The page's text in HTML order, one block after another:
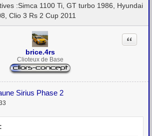
:Simca 1100 Ti, GT turbo 1986, Hyundai
Clio 3 Rs 2 Cup 2011
brice.4rs
Clioteux de Base
Sirius Phase 2
Citation